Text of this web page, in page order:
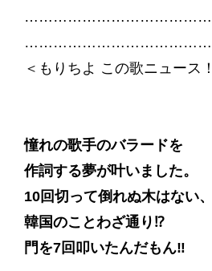
…………………………………
＜もりちよ この歌ニュース
憧れの歌手のバラードを
作詞する夢が叶いました。
10回切って倒れぬ木はない、
韓国のことわざ通り⁉
門を7回叩いたんだもん‼